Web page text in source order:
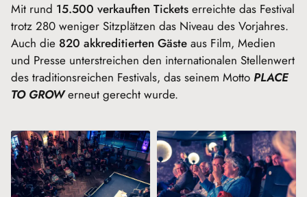
Mit rund 15.500 verkauften Tickets erreichte das Festival
trotz 280 weniger Sitzplätzen das Niveau des Vorjahres.
Auch die 820 akkreditierten Gäste aus Film, Medien
und Presse unterstreichen den internationalen Stellenwert
des traditionsreichen Festivals, das seinem Motto PLACE
TO GROWerneut gerecht wurde.